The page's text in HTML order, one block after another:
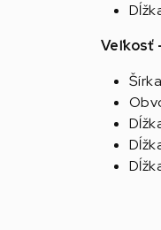
Veľkosť